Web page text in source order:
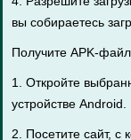
вы собираетесь
Получите APK-
1. Откройте
устройстве Android.
2. Посетите сайт, с